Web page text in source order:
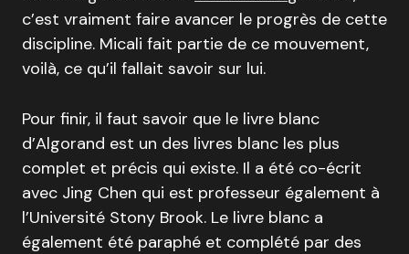
c’est vraiment faire avancer le progrès de cette
discipline. Micali fait partie de ce mouvement,
voilà, ce qu’il fallait savoir sur lui.
Pour finir, il faut savoir que le livre blanc
d’Algorand est un des livres blanc les plus
complet et précis qui existe. Il a été co-écrit
avec Jing Chen qui est professeur également à
l’Université Stony Brook. Le livre blanc a
également été paraphé et complété par des